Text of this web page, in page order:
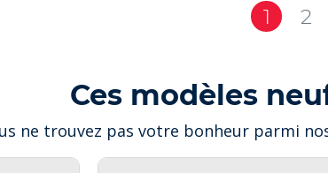
1 2
Ces modèles
ne trouvez pas votre bonheur parmi